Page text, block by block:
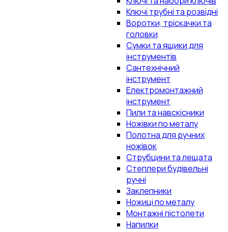
Ключі трубні та розвідні
Воротки, тріскачки та
головки
Сумки та ящики для
інструментів
Сантехнічний
інструмент
Електромонтажний
інструмент
Пили та навскісники
Ножівки по металу
Полотна для ручних
ножівок
Струбцини та лещата
Степлери будівельні
ручні
Заклепники
Ножиці по металу
Монтажні пістолети
Напилки